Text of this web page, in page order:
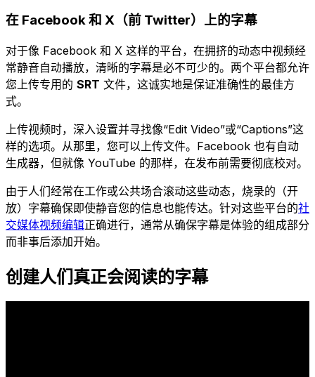
在 Facebook 和 X（前 Twitter）上的字幕
对于像 Facebook 和 X 这样的平台，在拥挤的动态中视频经
常静音自动播放，清晰的字幕是必不可少的。两个平台都允许
您上传专用的 SRT 文件，这诚实地是保证准确性的最佳方
式。
上传视频时，深入设置并寻找像“Edit Video”或“Captions”这
样的选项。从那里，您可以上传文件。Facebook 也有自动
生成器，但就像 YouTube 的那样，在发布前需要彻底校对。
由于人们经常在工作或公共场合滚动这些动态，烧录的（开
放）字幕确保即使静音您的信息也能传达。针对这些平台的社
交媒体视频编辑正确进行，通常从确保字幕是体验的组成部分
而非事后添加开始。
创建人们真正会阅读的字幕